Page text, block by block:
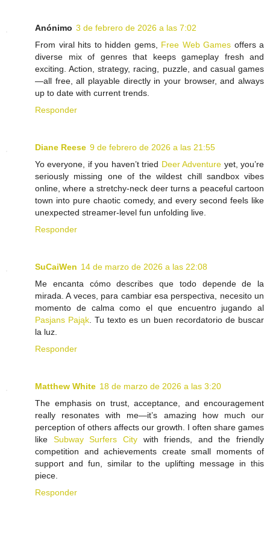
Anónimo 3 de febrero de 2026 a las 7:02
From viral hits to hidden gems, Free Web Games offers a
diverse mix of genres that keeps gameplay fresh and
exciting. Action, strategy, racing, puzzle, and casual games
—all free, all playable directly in your browser, and always
up to date with current trends.
Responder
Diane Reese 9 de febrero de 2026 a las 21:55
Yo everyone, if you haven’t tried Deer Adventure yet, you’re
seriously missing one of the wildest chill sandbox vibes
online, where a stretchy-neck deer turns a peaceful cartoon
town into pure chaotic comedy, and every second feels like
unexpected streamer-level fun unfolding live.
Responder
SuCaiWen 14 de marzo de 2026 a las 22:08
Me encanta cómo describes que todo depende de la
mirada. A veces, para cambiar esa perspectiva, necesito un
momento de calma como el que encuentro jugando al
Pasjans Pająk . Tu texto es un buen recordatorio de buscar
la luz.
Responder
Matthew White 18 de marzo de 2026 a las 3:20
The emphasis on trust, acceptance, and encouragement
really resonates with me—it’s amazing how much our
perception of others affects our growth. I often share games
like Subway Surfers Citywith friends, and the friendly
competition and achievements create small moments of
support and fun, similar to the uplifting message in this
piece.
Responder